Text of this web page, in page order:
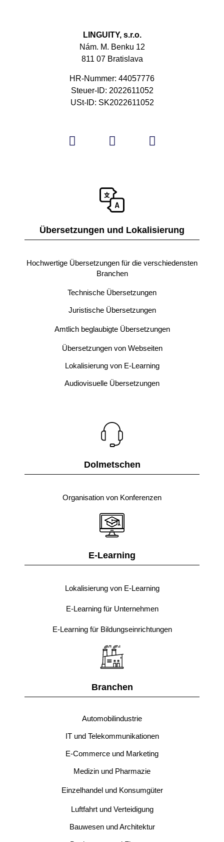
LINGUITY, s.r.o.
Nám. M. Benku 12
811 07 Bratislava
HR-Nummer: 44057776
Steuer-ID: 2022611052
USt-ID: SK2022611052
Übersetzungen und Lokalisierung
Hochwertige Übersetzungen für die verschiedensten
Branchen
Technische Übersetzungen
Juristische Übersetzungen
Amtlich beglaubigte Übersetzungen
Übersetzungen von Webseiten
Lokalisierung von E-Learning
Audiovisuelle Übersetzungen
Dolmetschen
Organisation von Konferenzen
E-Learning
Lokalisierung von E-Learning
E-Learning für Unternehmen
E-Learning für Bildungseinrichtungen
Branchen
Automobilindustrie
IT und Telekommunikationen
E-Commerce und Marketing
Medizin und Pharmazie
Einzelhandel und Konsumgüter
Luftfahrt und Verteidigung
Bauwesen und Architektur